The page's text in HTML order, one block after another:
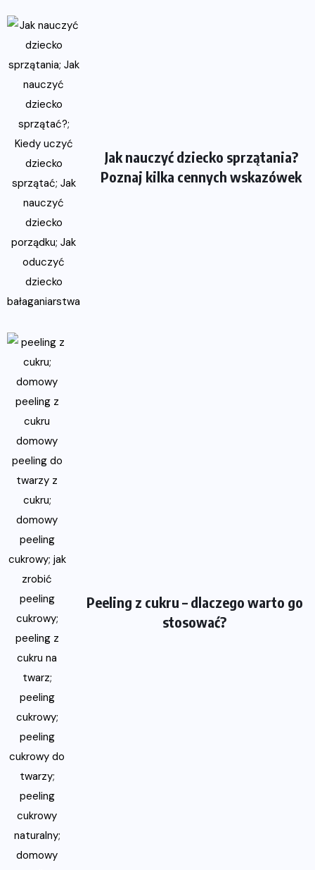
Jak nauczyć dziecko sprzątania?
Poznaj kilka cennych wskazówek
Peeling z cukru – dlaczego warto go
stosować?